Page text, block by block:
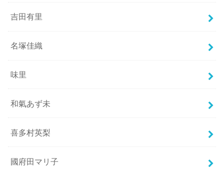
吉田有里
名塚佳織
味里
和氣あず未
喜多村英梨
國府田マリ子